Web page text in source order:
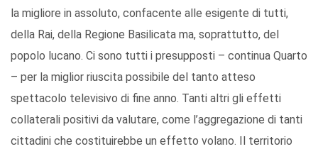
la migliore in assoluto, confacente alle esigente di tutti,
della Rai, della Regione Basilicata ma, soprattutto, del
popolo lucano. Ci sono tutti i presupposti – continua Quarto
– per la miglior riuscita possibile del tanto atteso
spettacolo televisivo di fine anno. Tanti altri gli effetti
collaterali positivi da valutare, come l’aggregazione di tanti
cittadini che costituirebbe un effetto volano. Il territorio